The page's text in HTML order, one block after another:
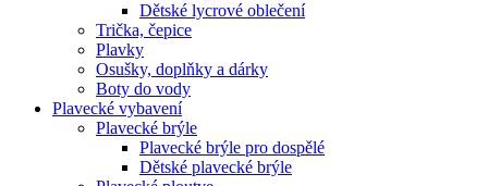
Dětské lycrové oblečení
Trička, čepice
Plavky
Osušky, doplňky a dárky
Boty do vody
Plavecké vybavení
Plavecké brýle
Plavecké brýle pro dospělé
Dětské plavecké brýle